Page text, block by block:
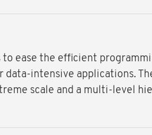
to ease the efficient
data-intensive applications.
scale and a multi-level